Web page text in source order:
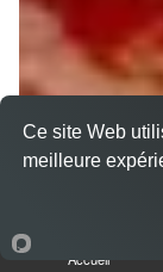
Accueil
Ce site Web
meilleure